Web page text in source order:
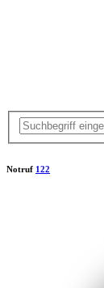
Notruf 122